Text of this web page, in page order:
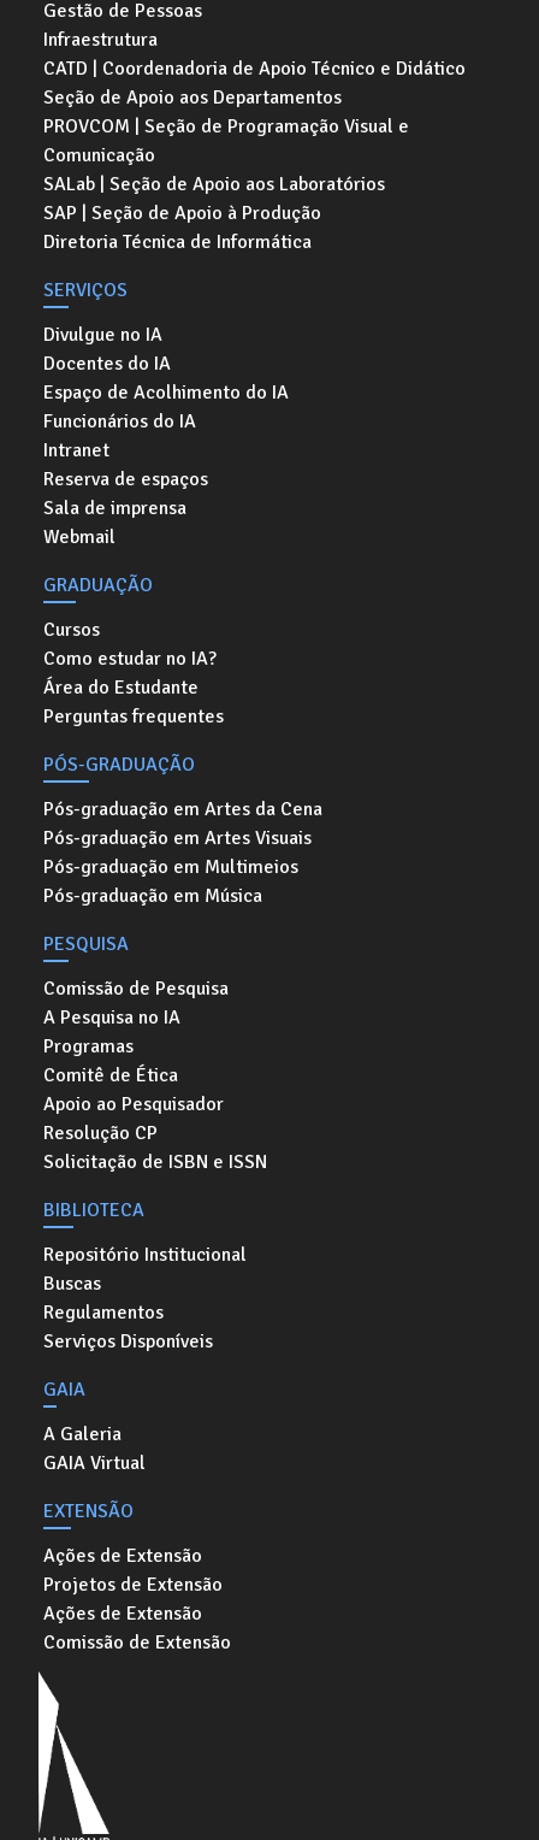
Gestão de Pessoas
Infraestrutura
CATD | Coordenadoria de Apoio Técnico e Didático
Seção de Apoio aos Departamentos
PROVCOM | Seção de Programação Visual e
Comunicação
SALab | Seção de Apoio aos Laboratórios
SAP | Seção de Apoio à Produção
Diretoria Técnica de Informática
SERVIÇOS
Divulgue no IA
Docentes do IA
Espaço de Acolhimento do IA
Funcionários do IA
Intranet
Reserva de espaços
Sala de imprensa
Webmail
GRADUAÇÃO
Cursos
Como estudar no IA?
Área do Estudante
Perguntas frequentes
PÓS-GRADUAÇÃO
Pós-graduação em Artes da Cena
Pós-graduação em Artes Visuais
Pós-graduação em Multimeios
Pós-graduação em Música
PESQUISA
Comissão de Pesquisa
A Pesquisa no IA
Programas
Comitê de Ética
Apoio ao Pesquisador
Resolução CP
Solicitação de ISBN e ISSN
BIBLIOTECA
Repositório Institucional
Buscas
Regulamentos
Serviços Disponíveis
GAIA
A Galeria
GAIA Virtual
EXTENSÃO
Ações de Extensão
Projetos de Extensão
Ações de Extensão
Comissão de Extensão